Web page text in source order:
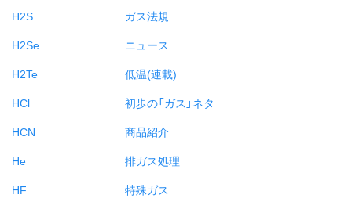
H2S
H2Se
H2Te
HCl
HCN
He
HF
ガス法規
ニュース
低温(連載)
初歩の「ガス」ネタ
商品紹介
排ガス処理
特殊ガス